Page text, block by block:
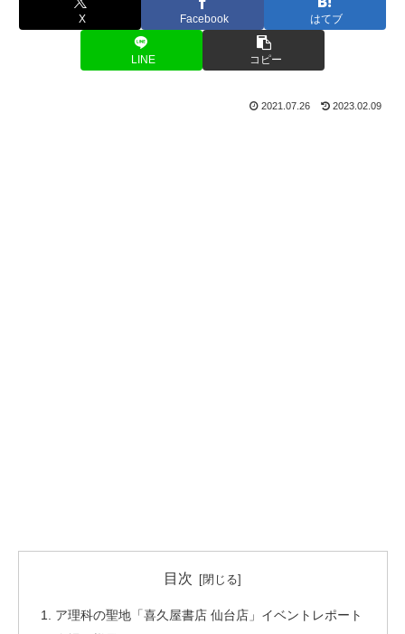
X Facebook はてブ
LINE コピー
2021.07.26 2023.02.09
目次
ア理科の聖地「喜久屋書店 仙台店」イベントレポート